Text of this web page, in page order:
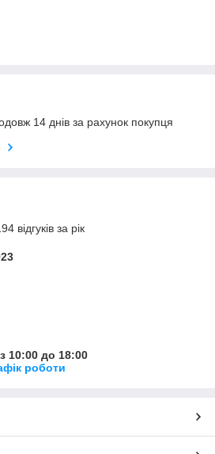
14 днів за рахунок покупця
відгуків за рік
10:00 до 18:00
роботи